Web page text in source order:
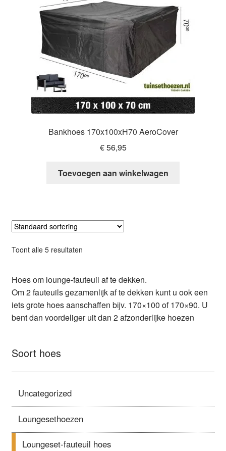
Bankhoes 170x100xH70 AeroCover
€56,95
Toevoegen aan winkelwagen
Toont alle 5 resultaten
Hoes om lounge-fauteuil af te dekken.
Om 2 fauteuils gezamenlijk af te dekken kunt u ook een
iets grote hoes aanschaffen bijv. 170×100 of 170×90. U
bent dan voordeliger uit dan 2 afzonderlijke hoezen
Soort hoes
Uncategorized
Loungesethoezen
Loungeset-fauteuil hoes